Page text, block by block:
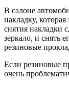
В салоне
накладку,
снятия накладки
зеркало, и снять
резиновые
Если резиновые
очень